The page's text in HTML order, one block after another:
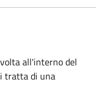
all'interno del
tratta di una